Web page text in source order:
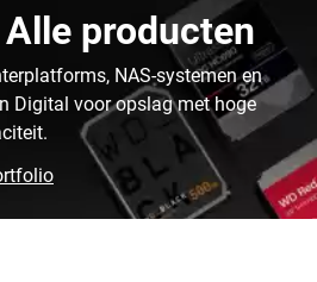
Alle producten‎
NAS-systemen en
Digital voor opslag met hoge